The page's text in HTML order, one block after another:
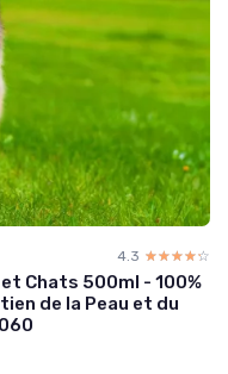
4.3 ☆☆☆☆☆
★★★★★
Chats 500ml - 100%
de la Peau et du